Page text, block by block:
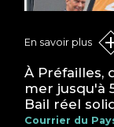
En savoir plus
À Préfailles,
mer jusqu'à
Bail réel
Courrier du